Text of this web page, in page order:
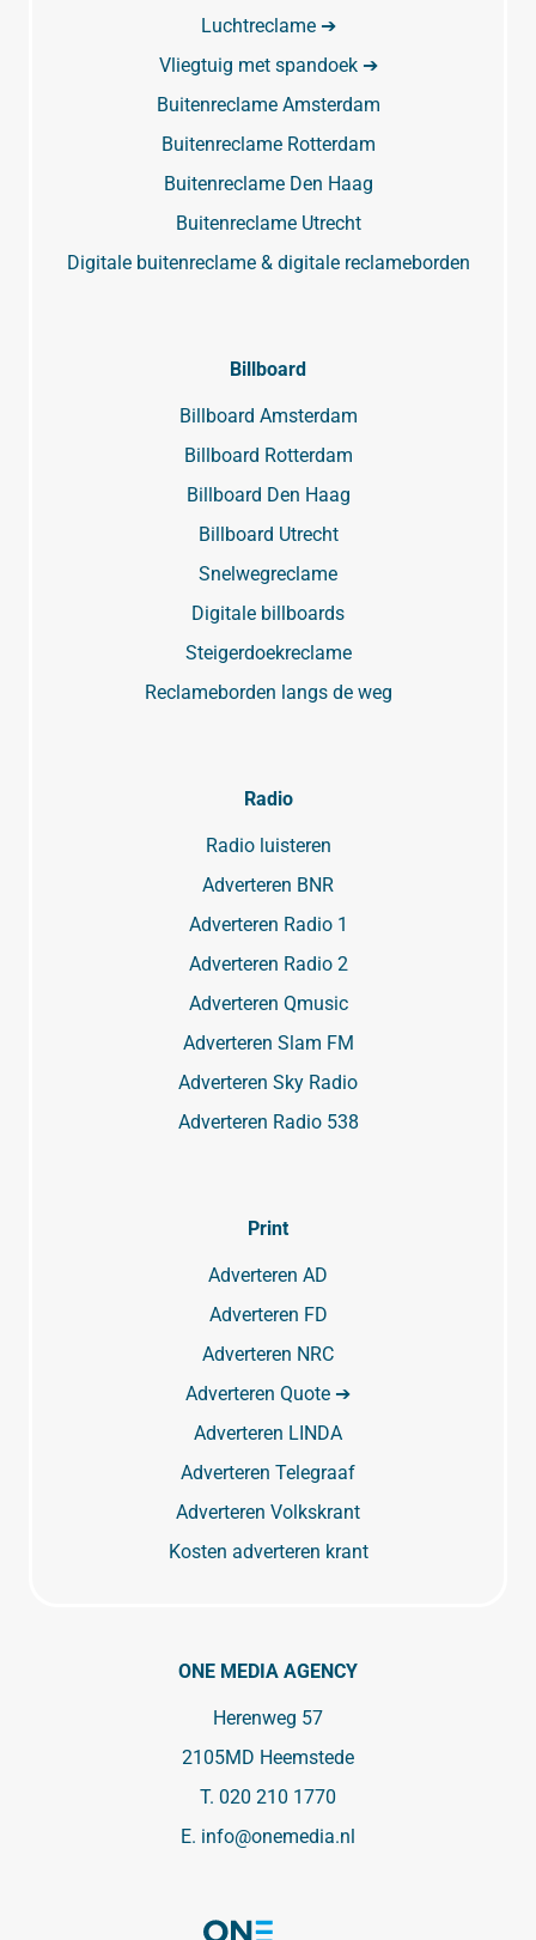
Luchtreclame ➔
Vliegtuig met spandoek ➔
Buitenreclame Amsterdam
Buitenreclame Rotterdam
Buitenreclame Den Haag
Buitenreclame Utrecht
Digitale buitenreclame & digitale reclameborden
Billboard
Billboard Amsterdam
Billboard Rotterdam
Billboard Den Haag
Billboard Utrecht
Snelwegreclame
Digitale billboards
Steigerdoekreclame
Reclameborden langs de weg
Radio
Radio luisteren
Adverteren BNR
Adverteren Radio 1
Adverteren Radio 2
Adverteren Qmusic
Adverteren Slam FM
Adverteren Sky Radio
Adverteren Radio 538
Print
Adverteren AD
Adverteren FD
Adverteren NRC
Adverteren Quote ➔
Adverteren LINDA
Adverteren Telegraaf
Adverteren Volkskrant
Kosten adverteren krant
ONE MEDIA AGENCY
Herenweg 57
2105MD Heemstede
T. 020 210 1770
E. info@onemedia.nl